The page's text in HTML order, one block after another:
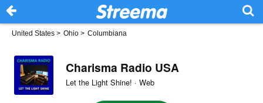
United States > Ohio > Columbiana
Charisma Radio USA
Let the Light Shine! · Web